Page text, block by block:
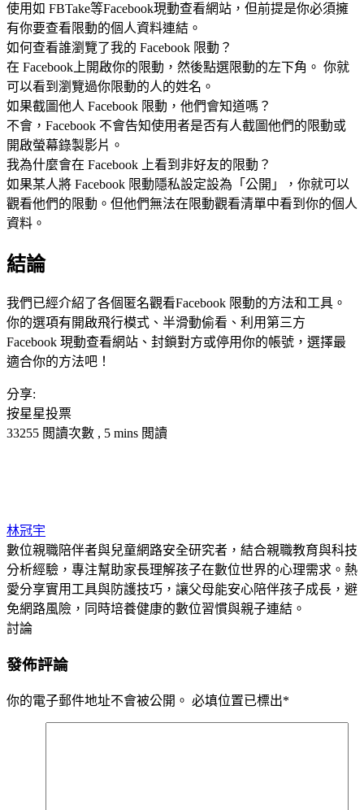
使用如 FBTake等Facebook現動查看網站，但前提是你必須擁
有你要查看限動的個人資料連結。
如何查看誰瀏覽了我的 Facebook 限動？
在 Facebook上開啟你的限動，然後點選限動的左下角。 你就
可以看到瀏覽過你限動的人的姓名。
如果截圖他人 Facebook 限動，他們會知道嗎？
不會，Facebook 不會告知使用者是否有人截圖他們的限動或
開啟螢幕錄製影片。
我為什麼會在 Facebook 上看到非好友的限動？
如果某人將 Facebook 限動隱私設定設為「公開」，你就可以
觀看他們的限動。但他們無法在限動觀看清單中看到你的個人
資料。
結論
我們已經介紹了各個匿名觀看Facebook 限動的方法和工具。
你的選項有開啟飛行模式、半滑動偷看、利用第三方
Facebook 現動查看網站、封鎖對方或停用你的帳號，選擇最
適合你的方法吧！
分享:
按星星投票
33255 閲讀次數 , 5 mins 閲讀
林冠宇
數位親職陪伴者與兒童網路安全研究者，結合親職教育與科技
分析經驗，專注幫助家長理解孩子在數位世界的心理需求。熱
愛分享實用工具與防護技巧，讓父母能安心陪伴孩子成長，避
免網路風險，同時培養健康的數位習慣與親子連結。
討論
發佈評論
你的電子郵件地址不會被公開。 必填位置已標出*